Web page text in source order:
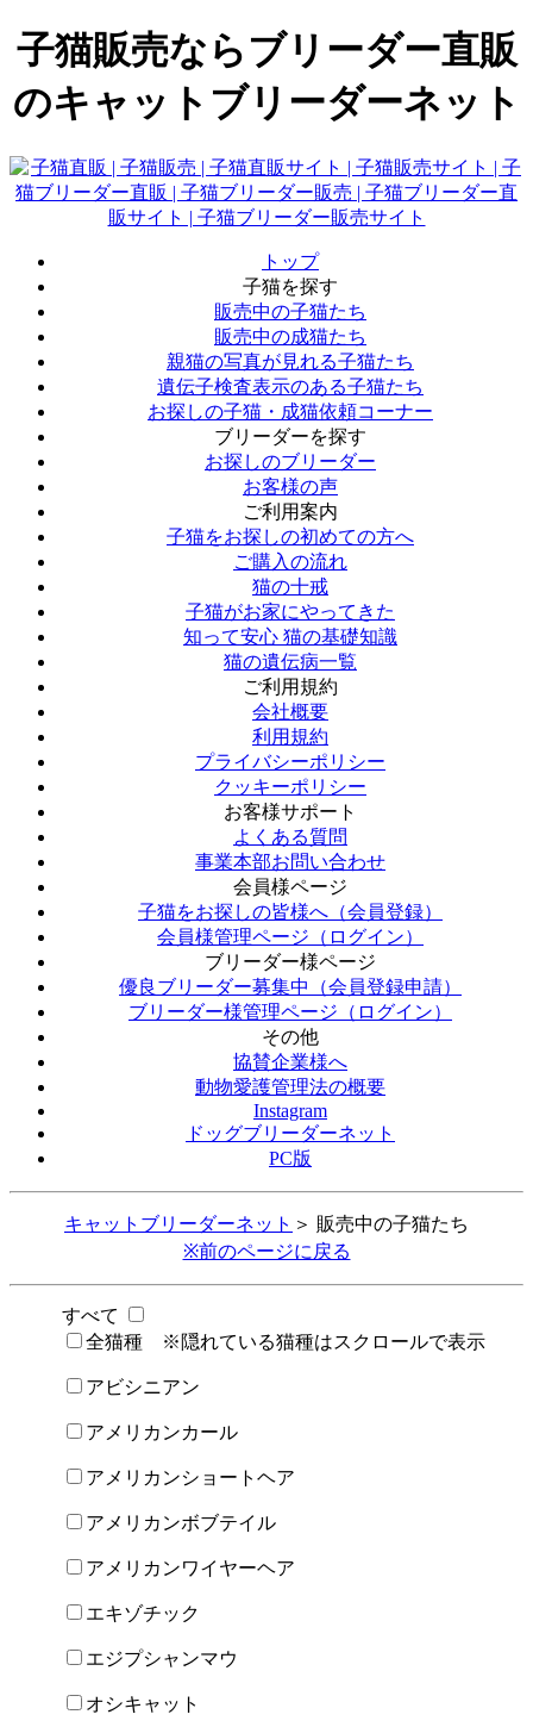
子猫販売ならブリーダー直販
のキャットブリーダーネット
トップ
子猫を探す
販売中の子猫たち
販売中の成猫たち
親猫の写真が見れる子猫たち
遺伝子検査表示のある子猫たち
お探しの子猫・成猫依頼コーナー
ブリーダーを探す
お探しのブリーダー
お客様の声
ご利用案内
子猫をお探しの初めての方へ
ご購入の流れ
猫の十戒
子猫がお家にやってきた
知って安心 猫の基礎知識
猫の遺伝病一覧
ご利用規約
会社概要
利用規約
プライバシーポリシー
クッキーポリシー
お客様サポート
よくある質問
事業本部お問い合わせ
会員様ページ
子猫をお探しの皆様へ（会員登録）
会員様管理ページ（ログイン）
ブリーダー様ページ
優良ブリーダー募集中（会員登録申請）
ブリーダー様管理ページ（ログイン）
その他
協賛企業様へ
動物愛護管理法の概要
Instagram
ドッグブリーダーネット
PC版
キャットブリーダーネット ＞ 販売中の子猫たち
※前のページに戻る
すべて
全猫種 ※隠れている猫種はスクロールで表示
アビシニアン
アメリカンカール
アメリカンショートヘア
アメリカンボブテイル
アメリカンワイヤーヘア
エキゾチック
エジプシャンマウ
オシキャット